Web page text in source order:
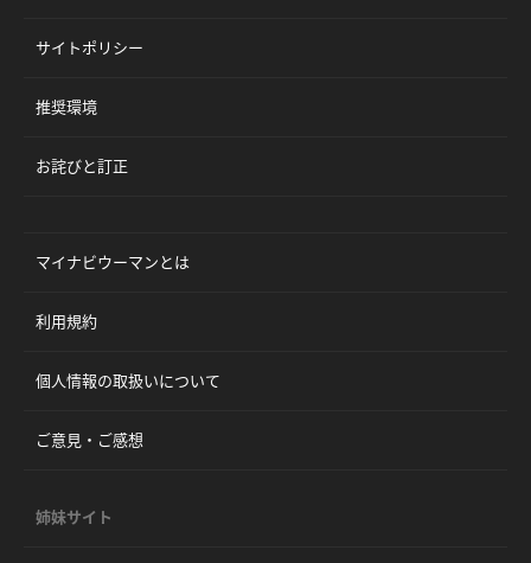
サイトポリシー
推奨環境
お詫びと訂正
マイナビウーマンとは
利用規約
個人情報の取扱いについて
ご意見・ご感想
姉妹サイト